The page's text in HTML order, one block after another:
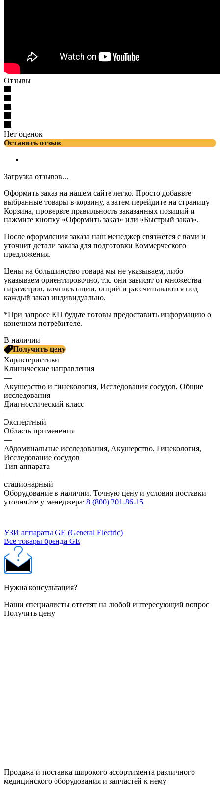
Отзывы
Нет оценок
Оставить отзыв
Загрузка отзывов...
Оформить заказ на нашем сайте легко. Просто добавьте
выбранные товары в корзину, а затем перейдите на страницу
Корзина, проверьте правильность заказанных позиций и
нажмите кнопку «Оформить заказ» или «Быстрый заказ».
После оформления заказа наш менеджер связжется с вами и
уточнит детали заказа для подготовки Коммерческого
предложения.
Цены на большинство товара мы не указываем, либо
указываем ориентировочно, т.к. они зависят от множества
параметров, комплектации, опций и рассчитываются под
каждый заказ индивидуально.
*При запросе КП будьте готовы предоставить информацию о
конечном потребителе.
В наличии
Получить цену
Характеристики
Клинические направления
—
Акушерство и гинекология, Исследования сосудов, Общие
исследования
Диагностический класс
—
Экспертный
Область применения
—
Абдоминальные исследования, Акушерство, Гинекология,
Исследование сосудов
Тип аппарата
—
стационарный
Оборудование в наличии. Точную цену и условия поставки
уточняйте у менеджера: 8 (800) 201-86-15.
УЗИ аппараты GE (General Electric)
Все товары бренда GE
Нужна консультация?
Наши специалисты ответят на любой интересующий вопрос
Получить цену
Продажа и поставка широкого ассортимента различного
медицинского оборудования и запчастей к нему